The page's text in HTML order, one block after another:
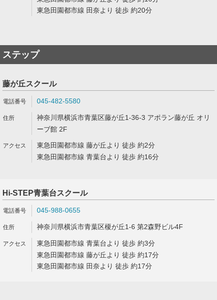
東急田園都市線 田奈より 徒歩 約20分
ステップ
藤が丘スクール
045-482-5580
神奈川県横浜市青葉区藤が丘1-36-3 アポラン藤が丘 オリ
ーブ館 2F
東急田園都市線 藤が丘より 徒歩 約2分
東急田園都市線 青葉台より 徒歩 約16分
Hi-STEP青葉台スクール
045-988-0655
神奈川県横浜市青葉区榎が丘1-6 第2森野ビル4F
東急田園都市線 青葉台より 徒歩 約3分
東急田園都市線 藤が丘より 徒歩 約17分
東急田園都市線 田奈より 徒歩 約17分